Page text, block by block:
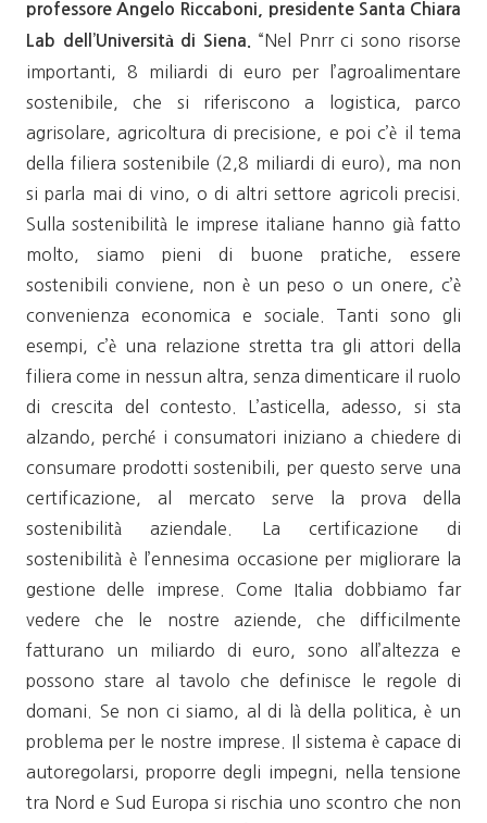
professore Angelo Riccaboni, presidente Santa Chiara
Lab dell’Università di Siena.
“Nel Pnrr ci sono risorse
importanti, 8 miliardi di euro per l’agroalimentare
sostenibile, che si riferiscono a logistica, parco
agrisolare, agricoltura di precisione, e poi c’è il tema
della filiera sostenibile (2,8 miliardi di euro), ma non
si parla mai di vino, o di altri settore agricoli precisi.
Sulla sostenibilità le imprese italiane hanno già fatto
molto, siamo pieni di buone pratiche, essere
sostenibili conviene, non è un peso o un onere, c’è
convenienza economica e sociale. Tanti sono gli
esempi, c’è una relazione stretta tra gli attori della
filiera come in nessun altra, senza dimenticare il ruolo
di crescita del contesto. L’asticella, adesso, si sta
alzando, perché i consumatori iniziano a chiedere di
consumare prodotti sostenibili, per questo serve una
certificazione, al mercato serve la prova della
sostenibilità aziendale. La certificazione di
sostenibilità è l’ennesima occasione per migliorare la
gestione delle imprese. Come Italia dobbiamo far
vedere che le nostre aziende, che difficilmente
fatturano un miliardo di euro, sono all’altezza e
possono stare al tavolo che definisce le regole di
domani. Se non ci siamo, al di là della politica, è un
problema per le nostre imprese. Il sistema è capace di
autoregolarsi, proporre degli impegni, nella tensione
tra Nord e Sud Europa si rischia uno scontro che non